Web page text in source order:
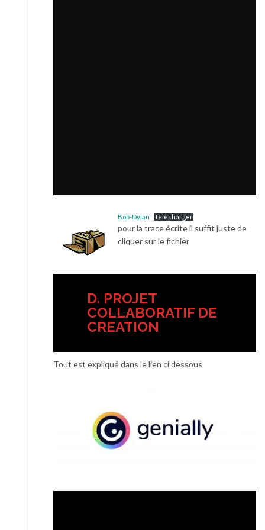
Bob-Dylan Télécharger
pour la trace écrite il suffit juste de
cliquer sur le fichier
D. PROJET
COLLABORATIF DE
CREATION
Tout est expliqué dans le lien ci dessous